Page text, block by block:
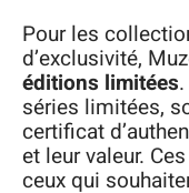
Pour les
d’exclusivité,
éditions limitées
séries limitées,
certificat
et leur valeur. Ces
ceux qui